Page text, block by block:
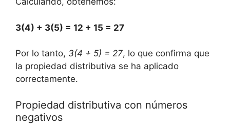
3(4) + 3(5) = 12 + 15 = 27
Por ⁤lo ⁢tanto, 3(4 + 5) = 27, ‍lo que confirma que
la propiedad distributiva se ha​ aplicado
correctamente.
Propiedad distributiva con‍ números
negativos